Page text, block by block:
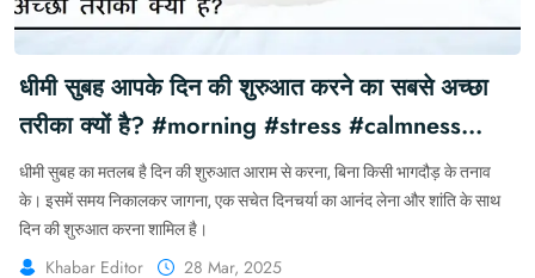
धीमी सुबह आपके दिन की शुरुआत करने का सबसे अच्छा
तरीका क्यों है? #morning #stress #calmness
#SlowLiving
धीमी सुबह का मतलब है दिन की शुरुआत आराम से करना, बिना किसी भागदौड़ के तनाव
के। इसमें समय निकालकर जागना, एक सचेत दिनचर्या का आनंद लेना और शांति के साथ
दिन की शुरुआत करना शामिल है।
Khabar Editor 28 Mar, 2025